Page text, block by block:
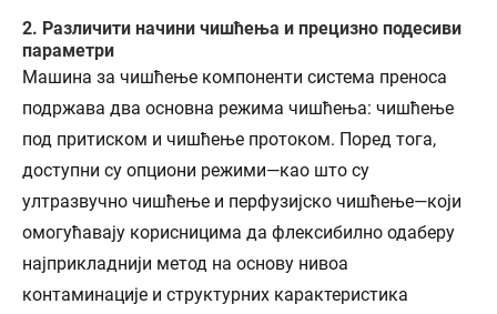
2. Различити начини чишћења и прецизно подесиви
параметри
Машина за чишћење компоненти система преноса
подржава два основна режима чишћења: чишћење
под притиском и чишћење протоком. Поред тога,
доступни су опциони режими—као што су
ултразвучно чишћење и перфузијско чишћење—који
омогућавају корисницима да флексибилно одаберу
најприкладнији метод на основу нивоа
контаминације и структурних карактеристика